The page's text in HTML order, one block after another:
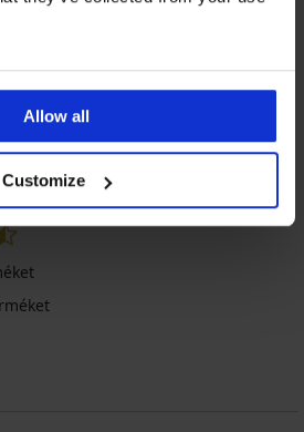
Allow all
Customize
női alsó TERMÉK